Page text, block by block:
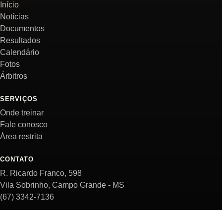
Início
Notícias
Documentos
Resultados
Calendário
Fotos
Árbitros
SERVIÇOS
Onde treinar
Fale conosco
Área restrita
CONTATO
R. Ricardo Franco, 598
Vila Sobrinho, Campo Grande - MS
(67) 3342-7136